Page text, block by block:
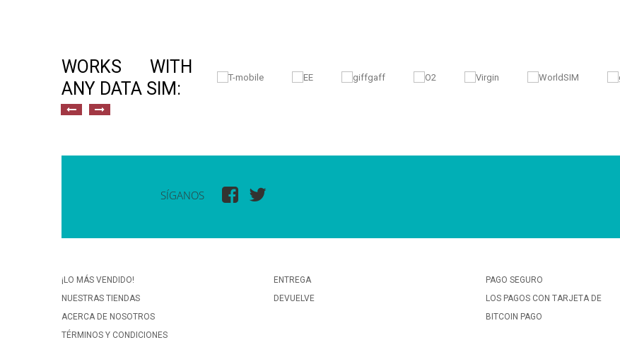
WORKS WITH
ANY DATA SIM:
SÍGANOS
¡LO MÁS VENDIDO!
NUESTRAS TIENDAS
ACERCA DE NOSOTROS
TÉRMINOS Y CONDICIONES
ENTREGA
DEVUELVE
PAGO SEGURO
LOS PAGOS CON TARJETA DE
BITCOIN PAGO